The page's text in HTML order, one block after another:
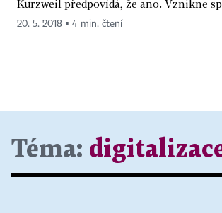
Kurzweil předpovídá, že ano. Vznikne
20. 5. 2018 ▪ 4 min. čtení
Téma: